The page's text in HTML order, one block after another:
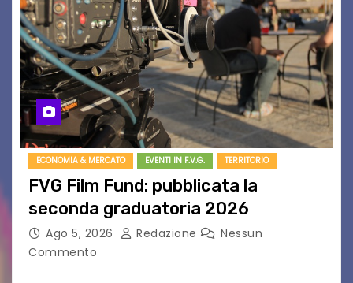
ECONOMIA & MERCATO EVENTI IN F.V.G. TERRITORIO
FVG Film Fund: pubblicata la
seconda graduatoria 2026
Ago 5, 2026 Redazione
Nessun
Commento